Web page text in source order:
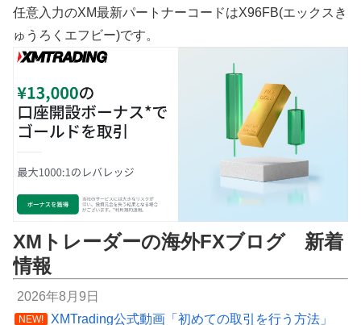
任意入力のXM最新パートナーコードはX96FB(エックスき
ゅうろくエフビー)です。
XMトレーダーの海外FXブログ 新着
情報
2026年8月9日
NEW! XMTrading公式動画「初めての取引を行う方法」